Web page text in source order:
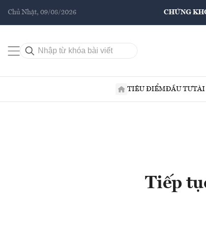
Chủ Nhật, 09/08/2026 CHỨNG
TIÊU ĐIỂMĐẦU TƯTÀI
Tiếp